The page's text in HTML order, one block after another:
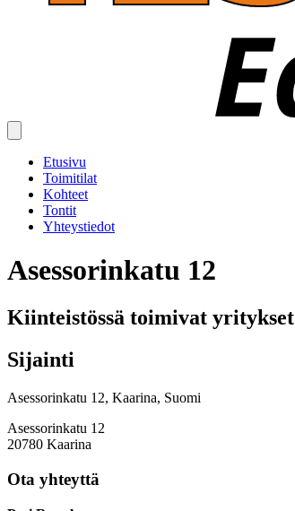
Etusivu
Toimitilat
Kohteet
Tontit
Yhteystiedot
Asessorinkatu 12
Kiinteistössä toimivat yritykset
Sijainti
Asessorinkatu 12, Kaarina, Suomi
Asessorinkatu 12
20780 Kaarina
Ota yhteyttä